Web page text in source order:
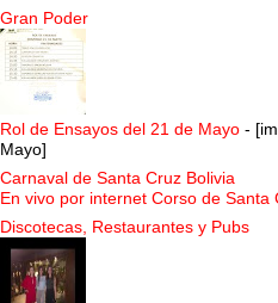
Gran Poder
Rol de Ensayos del 21 de Mayo -
Mayo]
Carnaval de Santa Cruz Bolivia
En vivo por internet Corso de Santa
Discotecas, Restaurantes y Pubs